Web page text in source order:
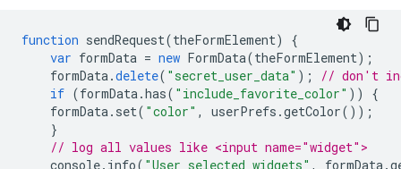
function sendRequest(theFormElement)
{
var formData = new FormData(theFormElement);
formData.delete( "secret_user_data" );
// don't
if (formData.has( "include_favorite_color" ))
{
formData. set( "color" , userPrefs .getColor());
}
// log all values like <input name="widget">
console. info( "User selected widgets" , formData.